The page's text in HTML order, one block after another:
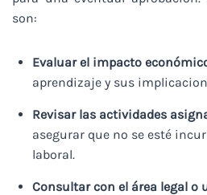
son:
Evaluar el impacto
aprendizaje y sus
Revisar las actividades
asegurar que no se esté
laboral.
Consultar con el área legal o